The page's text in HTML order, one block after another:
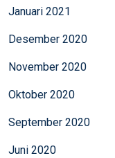
Januari 2021
Desember 2020
November 2020
Oktober 2020
September 2020
Juni 2020